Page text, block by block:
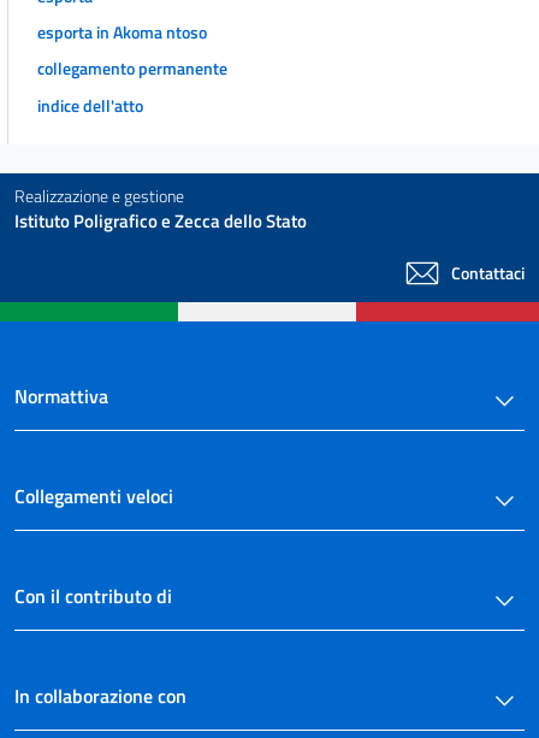
esporta in Akoma ntoso
collegamento permanente
indice dell'atto
Realizzazione e gestione
Istituto Poligrafico e Zecca dello Stato
Contattaci
Normattiva
Collegamenti veloci
Con il contributo di
In collaborazione con